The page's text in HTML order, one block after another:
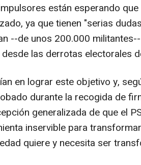
están esperando
ya que tienen "serias
--de unos 200.000
las derrotas electorales
en lograr este objetivo y,
durante la recogida de
generalizada de que el
inservible para
quiere y necesita ser